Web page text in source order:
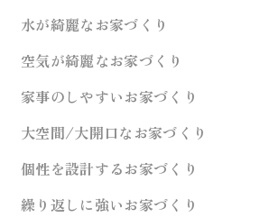
水が綺麗なお家づくり
空気が綺麗なお家づくり
家事のしやすいお家づくり
大空間/大開口なお家づくり
個性を設計するお家づくり
繰り返しに強いお家づくり